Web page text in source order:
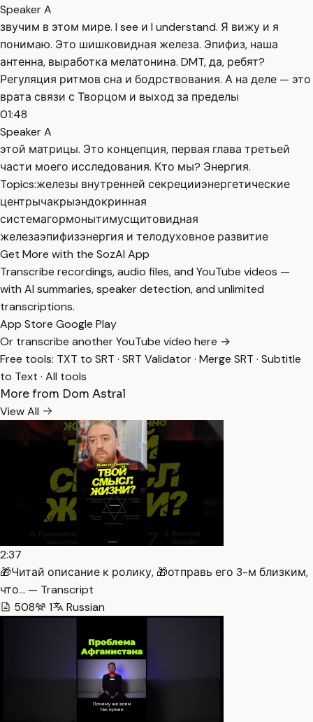
Speaker A
звучим в этом мире. I see и I understand. Я вижу и я
понимаю. Это шишковидная железа. Эпифиз, наша
антенна, выработка мелатонина. DMT, да, ребят?
Регуляция ритмов сна и бодрствования. А на деле — это
врата связи с Творцом и выход за пределы
01:48
Speaker A
этой матрицы. Это концепция, первая глава третьей
части моего исследования. Кто мы? Энергия.
Topics:железы внутренней секрецииэнергетические
центрычакрыэндокринная
системагормонытимусщитовидная
железаэпифизэнергия и телодуховное развитие
Get More with the SozAI App
Transcribe recordings, audio files, and YouTube videos —
with AI summaries, speaker detection, and unlimited
transcriptions.
App Store Google Play
Or transcribe another YouTube video here →
Free tools: TXT to SRT · SRT Validator· Merge SRT · Subtitle
to Text · All tools
More from Dom Astral
View All
2:37
🎁Читай описание к ролику, 🎁отправь его 3-м близким,
что… — Transcript
508
1 Russian